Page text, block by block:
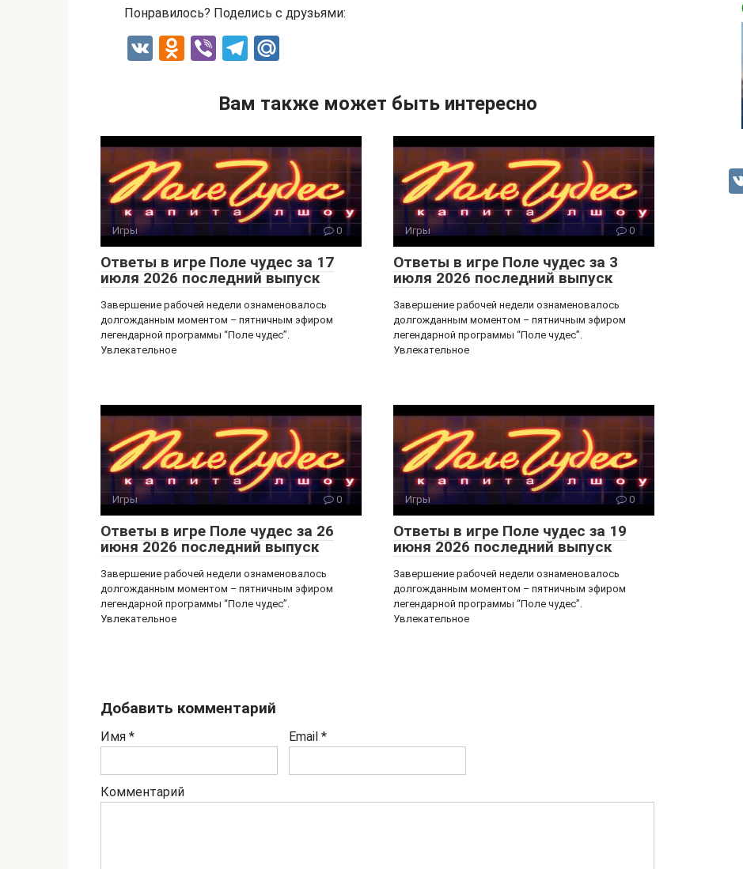
Понравилось? Поделись с друзьями:
V
O
kl
a
ss
ni
ki
Vi
er
T
e
a
m
.R
Вам также может быть интересно
Игры 0
Ответы в игре Поле чудес за 17
июля 2026 последний выпуск
Завершение рабочей недели ознаменовалось
долгожданным моментом – пятничным эфиром
легендарной программы “Поле чудес”.
Увлекательное
Игры 0
Ответы в игре Поле чудес за 3
июля 2026 последний выпуск
Завершение рабочей недели ознаменовалось
долгожданным моментом – пятничным эфиром
легендарной программы “Поле чудес”.
Увлекательное
Игры 0
Ответы в игре Поле чудес за 26
июня 2026 последний выпуск
Завершение рабочей недели ознаменовалось
долгожданным моментом – пятничным эфиром
легендарной программы “Поле чудес”.
Увлекательное
Игры 0
Ответы в игре Поле чудес за 19
июня 2026 последний выпуск
Завершение рабочей недели ознаменовалось
долгожданным моментом – пятничным эфиром
легендарной программы “Поле чудес”.
Увлекательное
Добавить комментарий
Имя * Email *
Комментарий